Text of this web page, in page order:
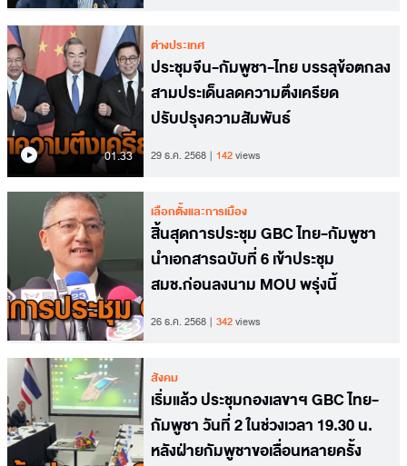
01.33
ต่างประเทศ
ประชุมจีน-กัมพูชา-ไทย บรรลุข้อตกลง
สามประเด็นลดความตึงเครียด
ปรับปรุงความสัมพันธ์
29 ธ.ค. 2568 142views
เลือกตั้งและการเมือง
สิ้นสุดการประชุม GBC ไทย-กัมพูชา
นำเอกสารฉบับที่ 6 เข้าประชุม
สมช.ก่อนลงนาม MOU พรุ่งนี้
26 ธ.ค. 2568 342views
สังคม
เริ่มแล้ว ประชุมกองเลขาฯ GBC ไทย-
กัมพูชา วันที่ 2 ในช่วงเวลา 19.30 น.
หลังฝ่ายกัมพูชาขอเลื่อนหลายครั้ง